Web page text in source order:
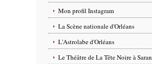
Mon profil Instagram
La Scène nationale d'Orléans
L'Astrolabe d'Orléans
Le Théâtre de La Tête Noire à Saran